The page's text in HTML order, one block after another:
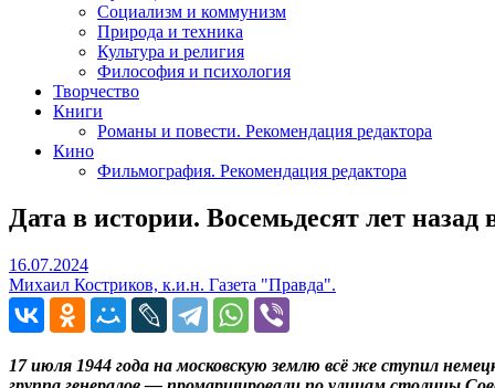
Социализм и коммунизм
Природа и техника
Культура и религия
Философия и психология
Творчество
Книги
Романы и повести. Рекомендация редактора
Кино
Фильмография. Рекомендация редактора
Дата в истории. Восемьдесят лет
16.07.202416.07.2024
Михаил Костриков, к.и.н. Газета "Правда".
17 июля 1944 года на московскую землю всё же ступил